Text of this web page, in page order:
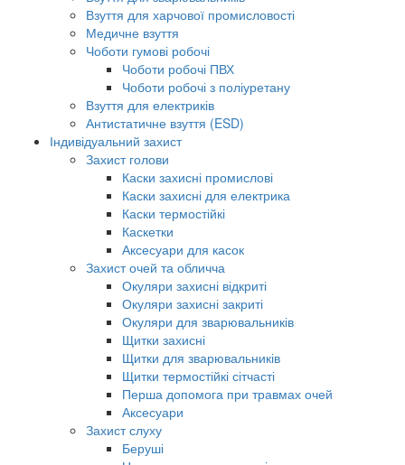
Взуття для харчової промисловості
Медичне взуття
Чоботи гумові робочі
Чоботи робочі ПВХ
Чоботи робочі з поліуретану
Взуття для електриків
Антистатичне взуття (ESD)
Індивідуальний захист
Захист голови
Каски захисні промислові
Каски захисні для електрика
Каски термостійкі
Каскетки
Аксесуари для касок
Захист очей та обличча
Окуляри захисні відкриті
Окуляри захисні закриті
Окуляри для зварювальників
Щитки захисні
Щитки для зварювальників
Щитки термостійкі сітчасті
Перша допомога при травмах очей
Аксесуари
Захист слуху
Беруші